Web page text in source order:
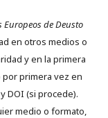
Europeos de Deusto
en otros medios o
y en la primera
primera vez en
DOI (si procede).
medio o formato,